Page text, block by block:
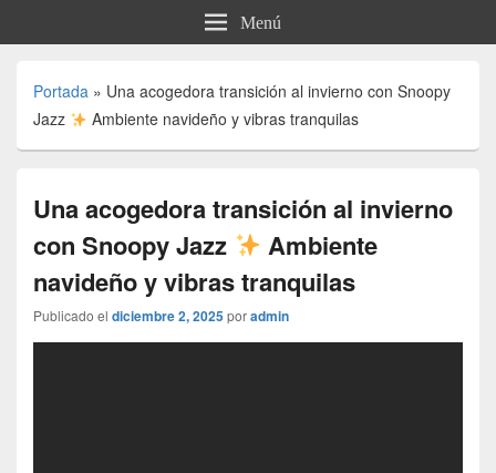
Menú
Portada » Una acogedora transición al invierno con Snoopy
Jazz
Ambiente navideño y vibras tranquilas
Una acogedora transición al invierno
con Snoopy Jazz
Ambiente
navideño y vibras tranquilas
Publicado el diciembre 2, 2025poradmin